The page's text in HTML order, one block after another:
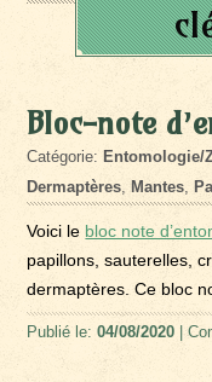
Bloc-note
Catégorie: Entomologie/
Dermaptères, Mantes,
Voici le bloc note
papillons, sauterelles,
dermaptères. Ce bloc
Publié le:04/08/2020 |